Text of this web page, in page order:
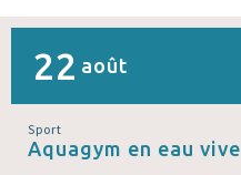
22 août
Sport
Aquagym en eau vive